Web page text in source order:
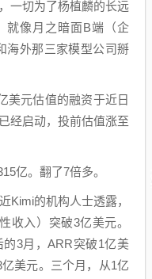
一切为了杨植麟的长远
就像月之暗面B端（企
海外那三家模型公司掰
美元估值的融资于近日
经启动，投前估值涨至
亿。翻了7倍多。
Kimi的机构人士透露，
收入）突破3亿美元。
3月，ARR突破1亿美
美元。三个月，从1亿